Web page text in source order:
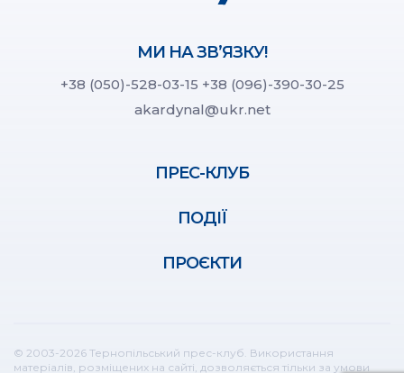
МИ НА ЗВ’ЯЗКУ!
+38 (050)-528-03-15 +38 (096)-390-30-25
akardynal@ukr.net
ПРЕС-КЛУБ
ПОДІЇ
ПРОЄКТИ
© 2003-2026 Тернопільський прес-клуб. Використання
матеріалів, розміщених на сайті, дозволяється тільки за умови